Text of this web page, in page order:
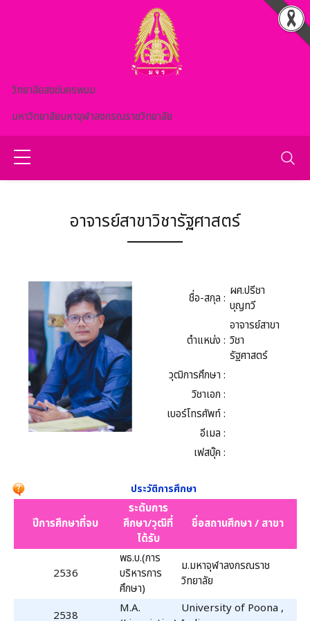
วิทยาลัยสงฆ์นครพนม
มหาวิทยาลัยมหาจุฬาลงกรณราชวิทยาลัย
อาจารย์สาขาวิชารัฐศาสตร์
ชื่อ-สกุล : ผศ.ปรีชา
บุญทวี
ตำแหน่ง :
อาจารย์สาขา
วิชา
รัฐศาสตร์
วุฒิการศึกษา :
วิชาเอก :
เบอร์โทรศัพท์ :
อีเมล :
เฟสบุ๊ค :
ประวัติการศึกษา
ปีการศึกษาที่จบ
ระดับการ
ศึกษา/วุฒิที่
ได้รับ
ชื่อสถานศึกษา / สาขา
2536
พธ.บ.(การ
บริหารการ
ศึกษา)
ม.มหาจุฬาลงกรณราช
วิทยาลัย
2538
M.A.
University of Poona ,